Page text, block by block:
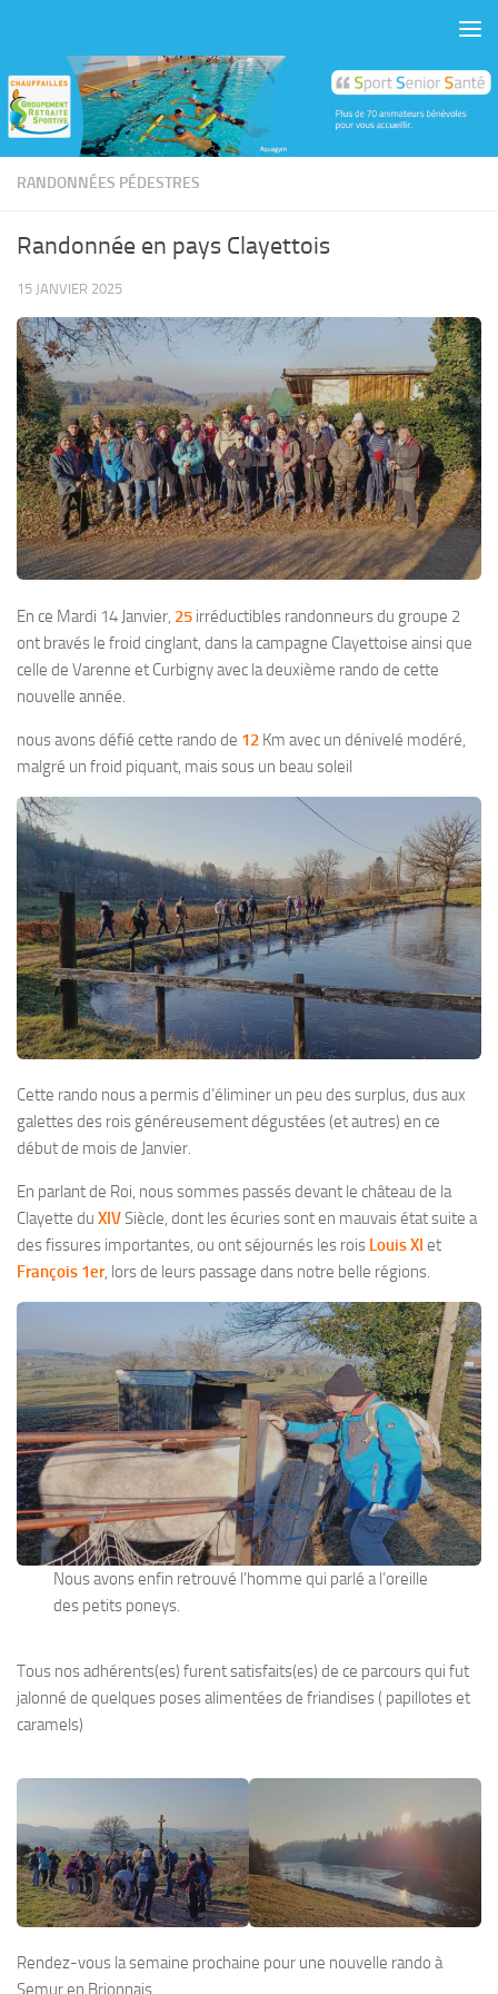
RANDONNÉES PÉDESTRES
Randonnée en pays Clayettois
15 JANVIER 2025
En ce Mardi 14 Janvier, 25 irréductibles randonneurs du groupe 2
ont bravés le froid cinglant, dans la campagne Clayettoise ainsi que
celle de Varenne et Curbigny avec la deuxième rando de cette
nouvelle année.
nous avons défié cette rando de 12 Km avec un dénivelé modéré,
malgré un froid piquant, mais sous un beau soleil
Cette rando nous a permis d’éliminer un peu des surplus, dus aux
galettes des rois généreusement dégustées (et autres) en ce
début de mois de Janvier.
En parlant de Roi, nous sommes passés devant le château de la
Clayette du XIVSiècle, dont les écuries sont en mauvais état suite a
des fissures importantes, ou ont séjournés les rois Louis XI et
François 1er, lors de leurs passage dans notre belle régions.
Nous avons enfin retrouvé l’homme qui parlé a l’oreille
des petits poneys.
Tous nos adhérents(es) furent satisfaits(es) de ce parcours qui fut
jalonné de quelques poses alimentées de friandises ( papillotes et
caramels)
Rendez-vous la semaine prochaine pour une nouvelle rando à
Semur en Brionnais